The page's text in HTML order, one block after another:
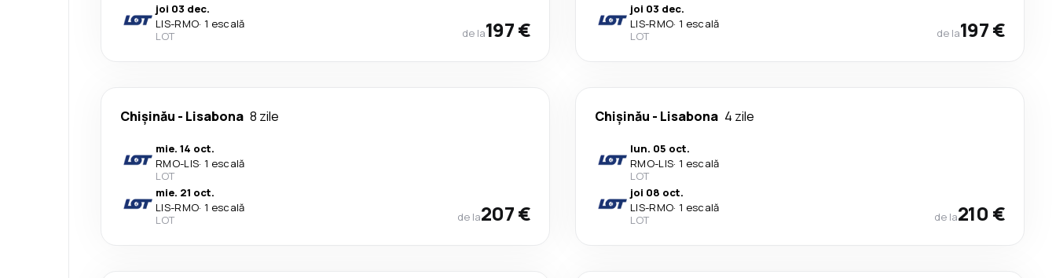
joi 03 dec.
LIS-RMO· 1 escală
LOT
de la197 €
joi 03 dec.
LIS-RMO· 1 escală
LOT
de la197 €
Chișinău - Lisabona 8 zile
mie. 14 oct.
RMO-LIS· 1 escală
LOT
mie. 21 oct.
LIS-RMO· 1 escală
LOT
de la207 €
Chișinău - Lisabona 4 zile
lun. 05 oct.
RMO-LIS· 1 escală
LOT
joi 08 oct.
LIS-RMO· 1 escală
LOT
de la210 €